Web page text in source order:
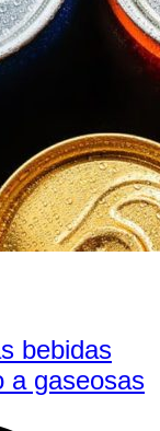
bebidas
a gaseosas